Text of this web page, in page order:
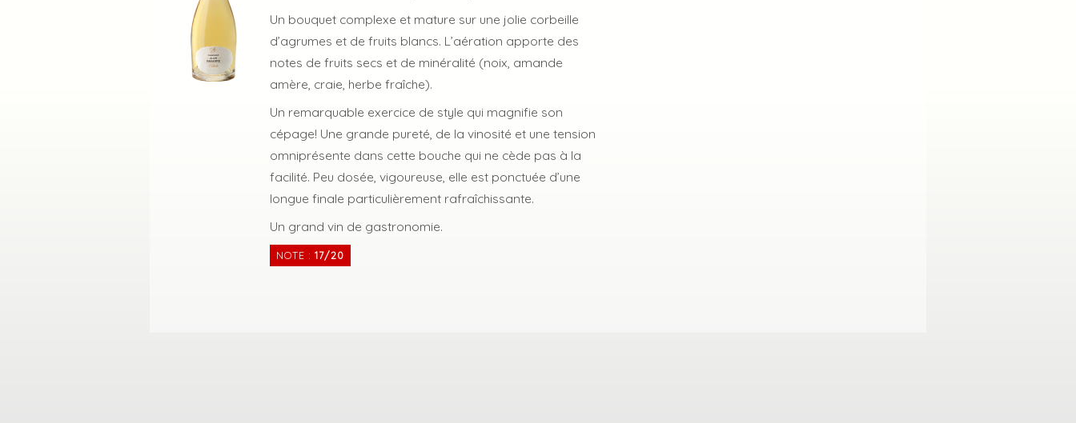
Un bouquet complexe et mature sur une jolie corbeille
d’agrumes et de fruits blancs. L’aération apporte des
notes de fruits secs et de minéralité (noix, amande
amère, craie, herbe fraîche).
Un remarquable exercice de style qui magnifie son
cépage! Une grande pureté, de la vinosité et une tension
omniprésente dans cette bouche qui ne cède pas à la
facilité. Peu dosée, vigoureuse, elle est ponctuée d’une
longue finale particulièrement rafraîchissante.
Un grand vin de gastronomie.
NOTE :17/20